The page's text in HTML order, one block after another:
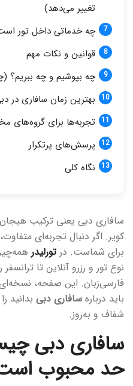
تغییر می‌دهد)
چه خدماتی داخل تور
قوانین و نکات مهم
چه بپوشیم و چه ببریم؟
بهترین زمان سافاری در
تجربه‌ها برای گروه‌های
پرسش‌های پرتکرار
نگاه کلی
سافاری دبی یعنی ترکیب
کویر. اگر دنبال تجربه‌ای
برای شماست. درتورلیدر
نوع تور و رزرو آنلاین تا
فارسی‌زبان. این صفحه، نسخه‌ای
باید درباره سافاری دبی بدانید
شفاف و به‌روز.
سافاری دبی
حد محبوب